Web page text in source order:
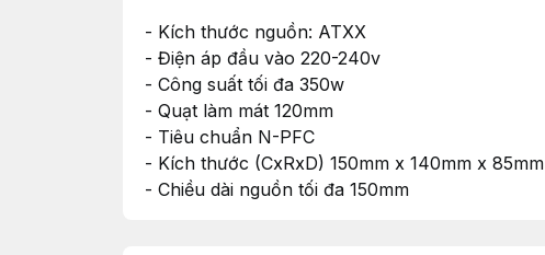
- Kích thước nguồn: ATXX
- Điện áp đầu vào 220-240v
- Công suất tối đa 350w
- Quạt làm mát 120mm
- Tiêu chuẩn N-PFC
- Kích thước (CxRxD) 150mm x 140mm x 85mm
- Chiều dài nguồn tối đa 150mm